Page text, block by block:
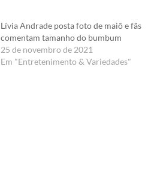
Lívia Andrade posta foto de maiô e fãs
comentam tamanho do bumbum
25 de novembro de 2021
Em "Entretenimento & Variedades"